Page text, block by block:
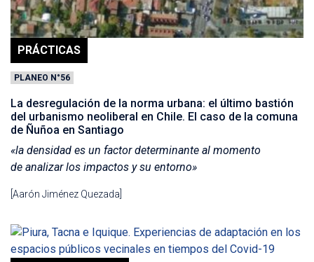
PRÁCTICAS
PLANEO N°56
La desregulación de la norma urbana: el último bastión
del urbanismo neoliberal en Chile. El caso de la comuna
de Ñuñoa en Santiago
«la densidad es un factor determinante al momento
de analizar los impactos y su entorno»
[Aarón Jiménez Quezada]